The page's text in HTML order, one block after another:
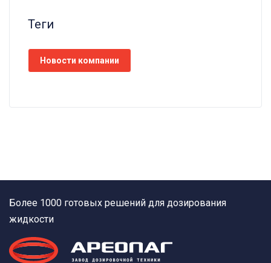
Теги
Новости компании
Более 1000 готовых решений для дозирования
жидкости